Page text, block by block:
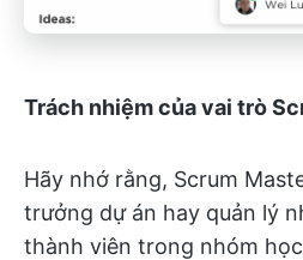
Trách nhiệm của vai trò
Hãy nhớ rằng, Scrum
trưởng dự án hay quản lý
thành viên trong nhóm